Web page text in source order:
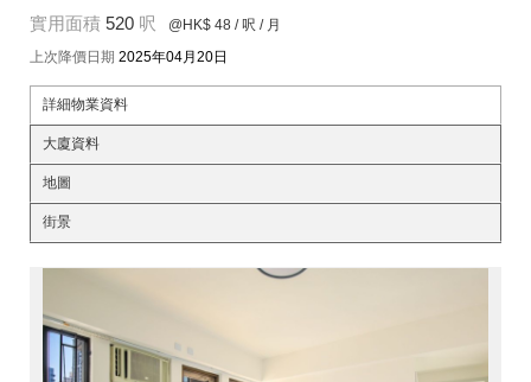
實用面積 520 呎 @HK$ 48 / 呎 / 月
上次降價日期 2025年04月20日
詳細物業資料
大廈資料
地圖
街景